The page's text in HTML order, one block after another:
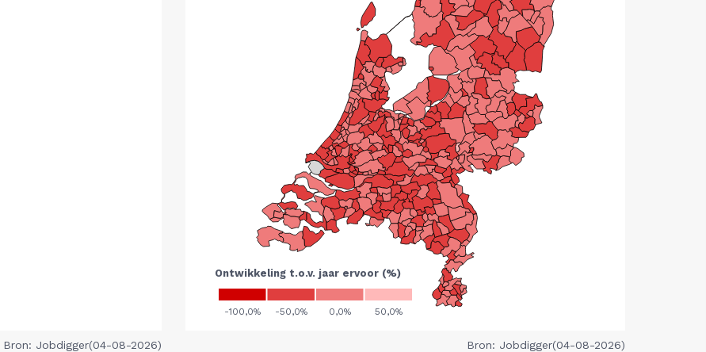
Bron: Jobdigger(04-08-2026) Bron: Jobdigger(04-08-2026)